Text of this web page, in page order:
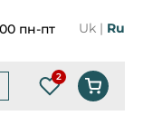
пн-пт Uk Ru
Список